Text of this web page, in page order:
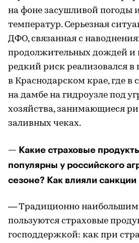
на фоне засушливой погоды
температур. Серьезная
ДФО, связанная с
продолжительных дождей и
редкий риск реализовался в
в Краснодарском крае, где в
на дамбе на гидроузле под
хозяйства, занимающиеся
заливных чеках.
— Какие страховые
популярны у российского
сезоне? Как влияли
— Традиционно наибольшим
пользуются страховые
господдержкой: как при